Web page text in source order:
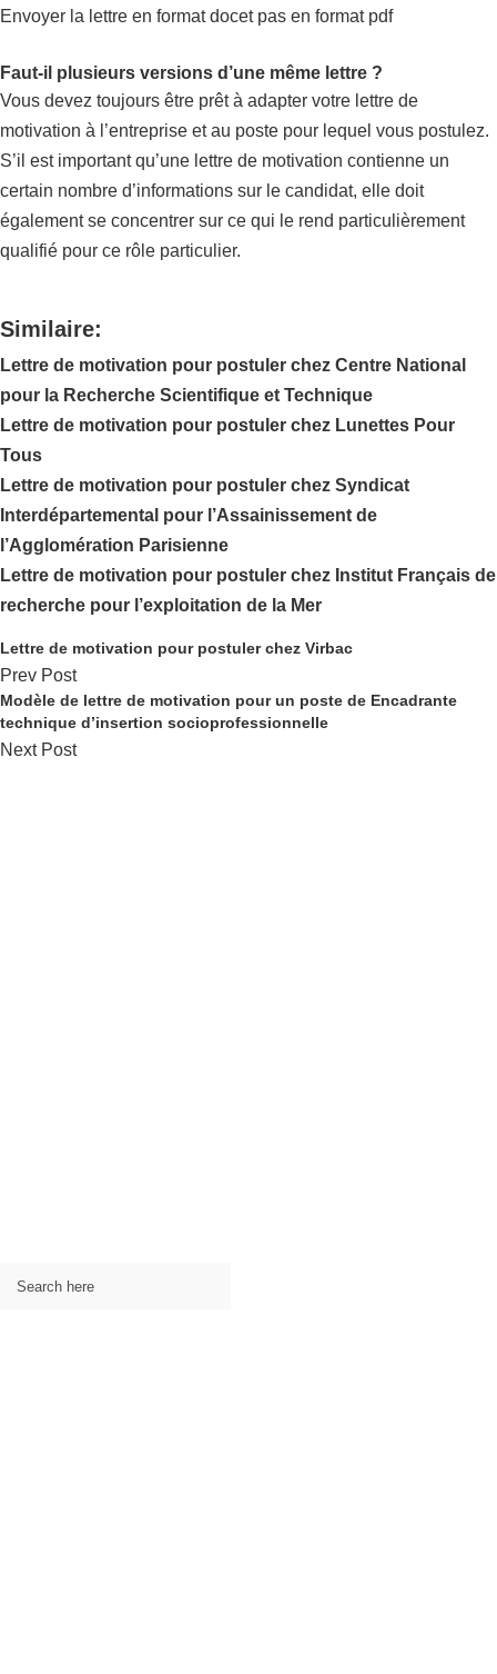
Envoyer la lettre en format docet pas en format pdf
Faut-il plusieurs versions d’une même lettre ?
Vous devez toujours être prêt à adapter votre lettre de
motivation à l’entreprise et au poste pour lequel vous postulez.
S’il est important qu’une lettre de motivation contienne un
certain nombre d’informations sur le candidat, elle doit
également se concentrer sur ce qui le rend particulièrement
qualifié pour ce rôle particulier.
Similaire:
Lettre de motivation pour postuler chez Centre National
pour la Recherche Scientifique et Technique
Lettre de motivation pour postuler chez Lunettes Pour
Tous
Lettre de motivation pour postuler chez Syndicat
Interdépartemental pour l’Assainissement de
l’Agglomération Parisienne
Lettre de motivation pour postuler chez Institut Français de
recherche pour l’exploitation de la Mer
Lettre de motivation pour postuler chez Virbac
Prev Post
Modèle de lettre de motivation pour un poste de Encadrante
technique d’insertion socioprofessionnelle
Next Post